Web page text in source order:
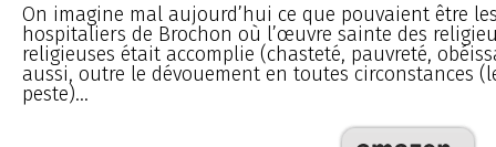
On imagine mal aujourd’hui ce que pouvaient être
hospitaliers de Brochon où l’œuvre sainte des
religieuses était accomplie (chasteté, pauvreté,
aussi, outre le dévouement en toutes circonstances
peste)...